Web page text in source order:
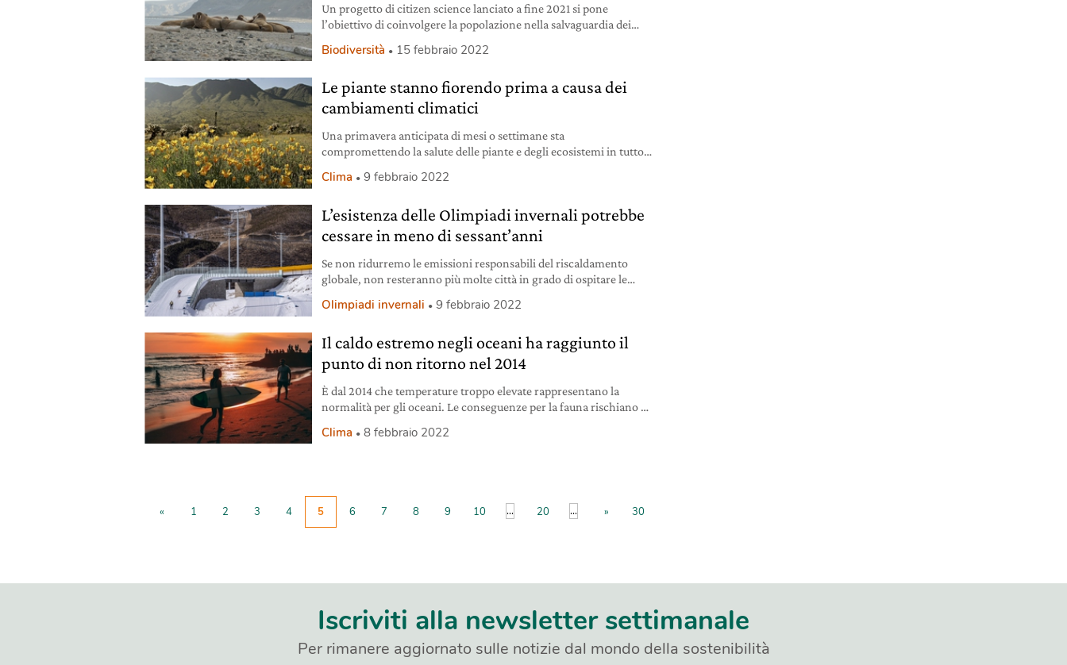
Un progetto di citizen science lanciato a fine 2021 si pone
l’obiettivo di coinvolgere la popolazione nella salvaguardia dei
Biodiversità 15 febbraio 2022
Le piante stanno fiorendo prima a causa dei
cambiamenti climatici
Una primavera anticipata di mesi o settimane sta
compromettendo la salute delle piante e degli ecosistemi in tutto
Clima 9 febbraio 2022
L’esistenza delle Olimpiadi invernali potrebbe
cessare in meno di sessant’anni
Se non ridurremo le emissioni responsabili del riscaldamento
globale, non resteranno più molte città in grado di ospitare le
Olimpiadi invernali 9 febbraio 2022
Il caldo estremo negli oceani ha raggiunto il
punto di non ritorno nel 2014
È dal 2014 che temperature troppo elevate rappresentano la
normalità per gli oceani. Le conseguenze per la fauna rischiano di
Clima 8 febbraio 2022
« 1 2 3 4 5 6 7 8 9 10 ... 20 ... » 30
Iscriviti alla newsletter settimanale
Per rimanere aggiornato sulle notizie dal mondo della sostenibilità